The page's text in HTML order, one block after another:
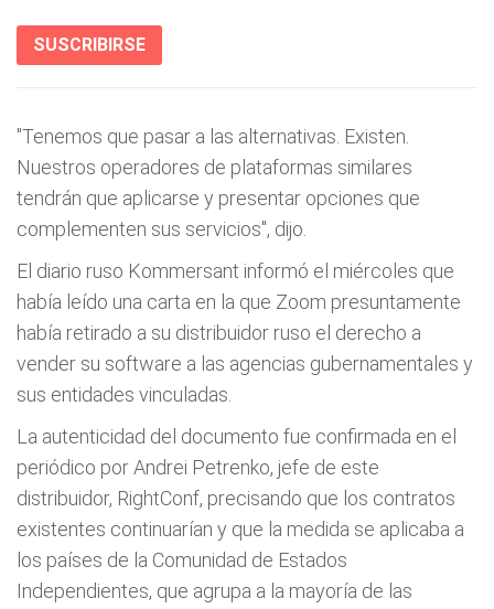
SUSCRIBIRSE
"Tenemos que pasar a las alternativas. Existen.
Nuestros operadores de plataformas similares
tendrán que aplicarse y presentar opciones que
complementen sus servicios", dijo.
El diario ruso Kommersant informó el miércoles que
había leído una carta en la que Zoom presuntamente
había retirado a su distribuidor ruso el derecho a
vender su software a las agencias gubernamentales y
sus entidades vinculadas.
La autenticidad del documento fue confirmada en el
periódico por Andrei Petrenko, jefe de este
distribuidor, RightConf, precisando que los contratos
existentes continuarían y que la medida se aplicaba a
los países de la Comunidad de Estados
Independientes, que agrupa a la mayoría de las